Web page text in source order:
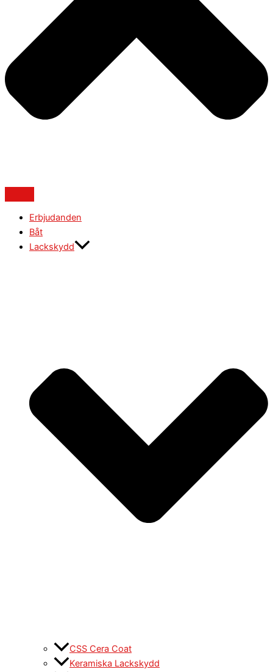
Erbjudanden
Båt
Lackskydd
CSS Cera Coat
Keramiska Lackskydd